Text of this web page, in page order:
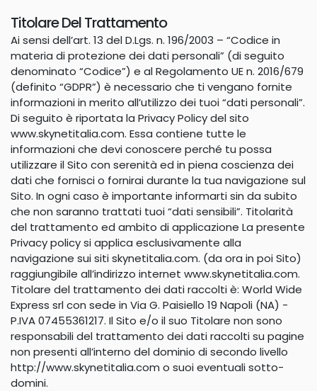
TitolareDel Trattamento
Ai sensi dell’art. 13 del D.Lgs. n. 196/2003 – “Codice in
materia di protezione dei dati personali” (di seguito
denominato “Codice”) e al Regolamento UE n. 2016/679
(definito “GDPR”) è necessario che ti vengano fornite
informazioni in merito all’utilizzo dei tuoi “dati personali”.
Di seguito è riportata la Privacy Policy del sito
www.skynetitalia.com. Essa contiene tutte le
informazioni che devi conoscere perché tu possa
utilizzare il Sito con serenità ed in piena coscienza dei
dati che fornisci o fornirai durante la tua navigazione sul
Sito. In ogni caso è importante informarti sin da subito
che non saranno trattati tuoi “dati sensibili”. Titolarità
del trattamento ed ambito di applicazione La presente
Privacy policy si applica esclusivamente alla
navigazione sui siti skynetitalia.com. (da ora in poi Sito)
raggiungibile all’indirizzo internet www.skynetitalia.com.
Titolare del trattamento dei dati raccolti è: World Wide
Express srl con sede in Via G. Paisiello 19 Napoli (NA) -
P.IVA 07455361217. Il Sito e/o il suo Titolare non sono
responsabili del trattamento dei dati raccolti su pagine
non presenti all’interno del dominio di secondo livello
http://www.skynetitalia.com o suoi eventuali sotto-
domini.